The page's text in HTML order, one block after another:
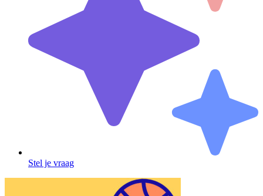
Stel je vraag